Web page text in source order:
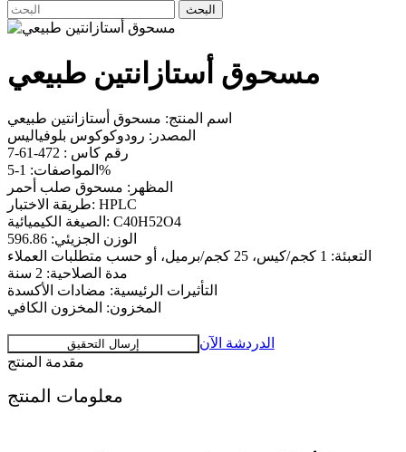
البحث
مسحوق أستازانتين طبيعي
اسم المنتج: مسحوق أستازانتين طبيعي
المصدر: رودوكوكوس بلوفياليس
رقم كاس : 472-61-7
المواصفات: 1-5%
المظهر: مسحوق صلب أحمر
طريقة الاختبار: HPLC
الصيغة الكيميائية: C40H52O4
الوزن الجزيئي: 596.86
التعبئة: 1 كجم/كيس، 25 كجم/برميل، أو حسب متطلبات العملاء
مدة الصلاحية: 2 سنة
التأثيرات الرئيسية: مضادات الأكسدة
المخزون: المخزون الكافي
إرسال التحقيق
الدردشة الآن
مقدمة المنتج
معلومات المنتج